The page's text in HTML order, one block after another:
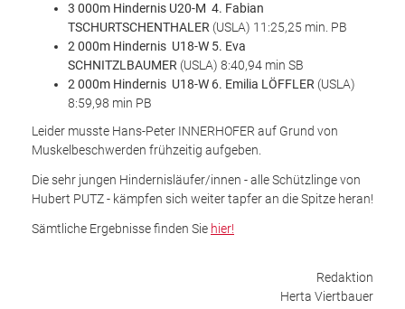
3 000m Hindernis U20-M 4. Fabian
TSCHURTSCHENTHALER (USLA) 11:25,25 min. PB
2 000m Hindernis U18-W 5. Eva
SCHNITZLBAUMER (USLA) 8:40,94 min SB
2 000m Hindernis U18-W 6. Emilia LÖFFLER (USLA)
8:59,98 min PB
Leider musste Hans-Peter INNERHOFER auf Grund von
Muskelbeschwerden frühzeitig aufgeben.
Die sehr jungen Hindernisläufer/innen - alle Schützlinge von
Hubert PUTZ - kämpfen sich weiter tapfer an die Spitze heran!
Sämtliche Ergebnisse finden Sie hier!
Redaktion
Herta Viertbauer